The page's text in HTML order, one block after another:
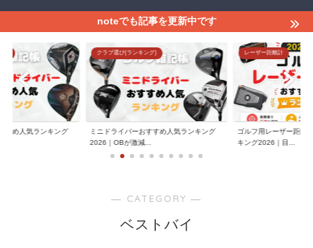
noteでも記事を更新中です
すめ人気ランキング
クラブ選び(ランキング)
ミニドライバーおすすめ人気ランキング
2026｜OBが激減...
レーザー距離計
ゴルフ用レーザー距離
キング2026｜目...
― CATEGORY ―
ベストバイ